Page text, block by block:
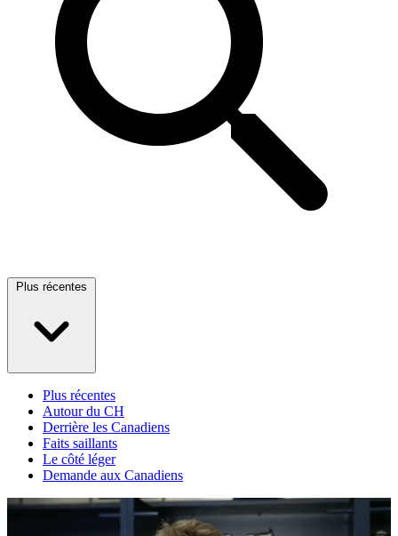
Plus récentes
Plus récentes
Autour du CH
Derrière les Canadiens
Faits saillants
Le côté léger
Demande aux Canadiens